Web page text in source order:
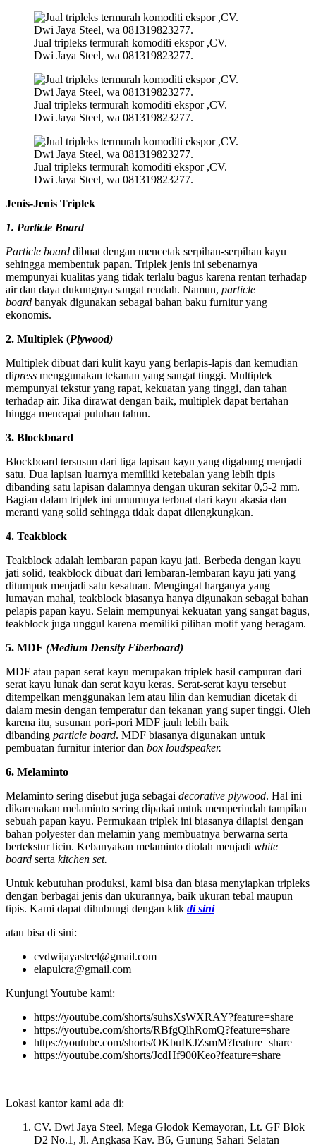
Jual tripleks termurah komoditi ekspor ,CV.
Dwi Jaya Steel, wa 081319823277.
Jual tripleks termurah komoditi ekspor ,CV.
Dwi Jaya Steel, wa 081319823277.
Jual tripleks termurah komoditi ekspor ,CV.
Dwi Jaya Steel, wa 081319823277.
Jenis-Jenis Triplek
1. Particle Board
Particle board dibuat dengan mencetak serpihan-serpihan kayu
sehingga membentuk papan. Triplek jenis ini sebenarnya
mempunyai kualitas yang tidak terlalu bagus karena rentan terhadap
air dan daya dukungnya sangat rendah. Namun, particle
board banyak digunakan sebagai bahan baku furnitur yang
ekonomis.
2. Multiplek (Plywood)
Multiplek dibuat dari kulit kayu yang berlapis-lapis dan kemudian
dipress menggunakan tekanan yang sangat tinggi. Multiplek
mempunyai tekstur yang rapat, kekuatan yang tinggi, dan tahan
terhadap air. Jika dirawat dengan baik, multiplek dapat bertahan
hingga mencapai puluhan tahun.
3. Blockboard
Blockboard tersusun dari tiga lapisan kayu yang digabung menjadi
satu. Dua lapisan luarnya memiliki ketebalan yang lebih tipis
dibanding satu lapisan dalamnya dengan ukuran sekitar 0,5-2 mm.
Bagian dalam triplek ini umumnya terbuat dari kayu akasia dan
meranti yang solid sehingga tidak dapat dilengkungkan.
4. Teakblock
Teakblock adalah lembaran papan kayu jati. Berbeda dengan kayu
jati solid, teakblock dibuat dari lembaran-lembaran kayu jati yang
ditumpuk menjadi satu kesatuan. Mengingat harganya yang
lumayan mahal, teakblock biasanya hanya digunakan sebagai bahan
pelapis papan kayu. Selain mempunyai kekuatan yang sangat bagus,
teakblock juga unggul karena memiliki pilihan motif yang beragam.
5. MDF (Medium Density Fiberboard)
MDF atau papan serat kayu merupakan triplek hasil campuran dari
serat kayu lunak dan serat kayu keras. Serat-serat kayu tersebut
ditempelkan menggunakan lem atau lilin dan kemudian dicetak di
dalam mesin dengan temperatur dan tekanan yang super tinggi. Oleh
karena itu, susunan pori-pori MDF jauh lebih baik
dibanding particle board. MDF biasanya digunakan untuk
pembuatan furnitur interior dan box loudspeaker.
6. Melaminto
Melaminto sering disebut juga sebagai decorative plywood. Hal ini
dikarenakan melaminto sering dipakai untuk memperindah tampilan
sebuah papan kayu. Permukaan triplek ini biasanya dilapisi dengan
bahan polyester dan melamin yang membuatnya berwarna serta
bertekstur licin. Kebanyakan melaminto diolah menjadi white
board serta kitchen set.
Untuk kebutuhan produksi, kami bisa dan biasa menyiapkan tripleks
dengan berbagai jenis dan ukurannya, baik ukuran tebal maupun
tipis. Kami dapat dihubungi dengan klik di sini
atau bisa di sini:
cvdwijayasteel@gmail.com
elapulcra@gmail.com
Kunjungi Youtube kami:
https://youtube.com/shorts/suhsXsWXRAY?feature=share
https://youtube.com/shorts/RBfgQlhRomQ?feature=share
https://youtube.com/shorts/OKbuIKJZsmM?feature=share
https://youtube.com/shorts/JcdHf900Keo?feature=share
Lokasi kantor kami ada di:
CV. Dwi Jaya Steel, Mega Glodok Kemayoran, Lt. GF Blok
D2 No.1, Jl. Angkasa Kav. B6, Gunung Sahari Selatan